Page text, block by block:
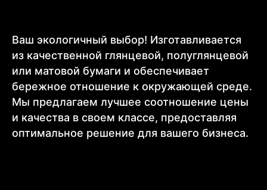
Ваш экологичный выбор! Изготавливается
из качественной глянцевой, полуглянцевой
или матовой бумаги и обеспечивает
бережное отношение к окружающей среде.
Мы предлагаем лучшее соотношение цены
и качества в своем классе, предоставляя
оптимальное решение для вашего бизнеса.